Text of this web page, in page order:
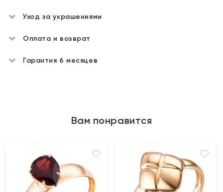
Уход за украшениями
Оплата и возврат
Гарантия 6 месяцев
Вам понравится